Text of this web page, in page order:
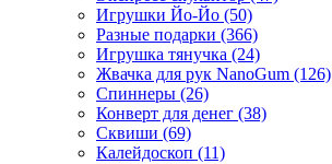
Игрушки Йо-Йо (50)
Разные подарки (366)
Игрушка тянучка (24)
Жвачка для рук NanoGum (126)
Спиннеры (26)
Конверт для денег (38)
Сквиши (69)
Калейдоскоп (11)